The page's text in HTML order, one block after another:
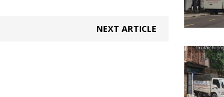
NEXT ARTICLE